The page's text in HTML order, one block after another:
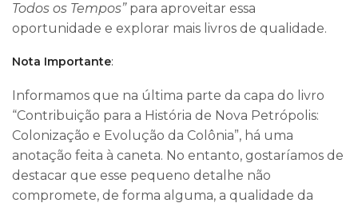
Todos os Tempos”para aproveitar essa
oportunidade e explorar mais livros de qualidade.
Nota Importante:
Informamos que na última parte da capa do livro
“Contribuição para a História de Nova Petrópolis:
Colonização e Evolução da Colônia”, há uma
anotação feita à caneta. No entanto, gostaríamos de
destacar que esse pequeno detalhe não
compromete, de forma alguma, a qualidade da